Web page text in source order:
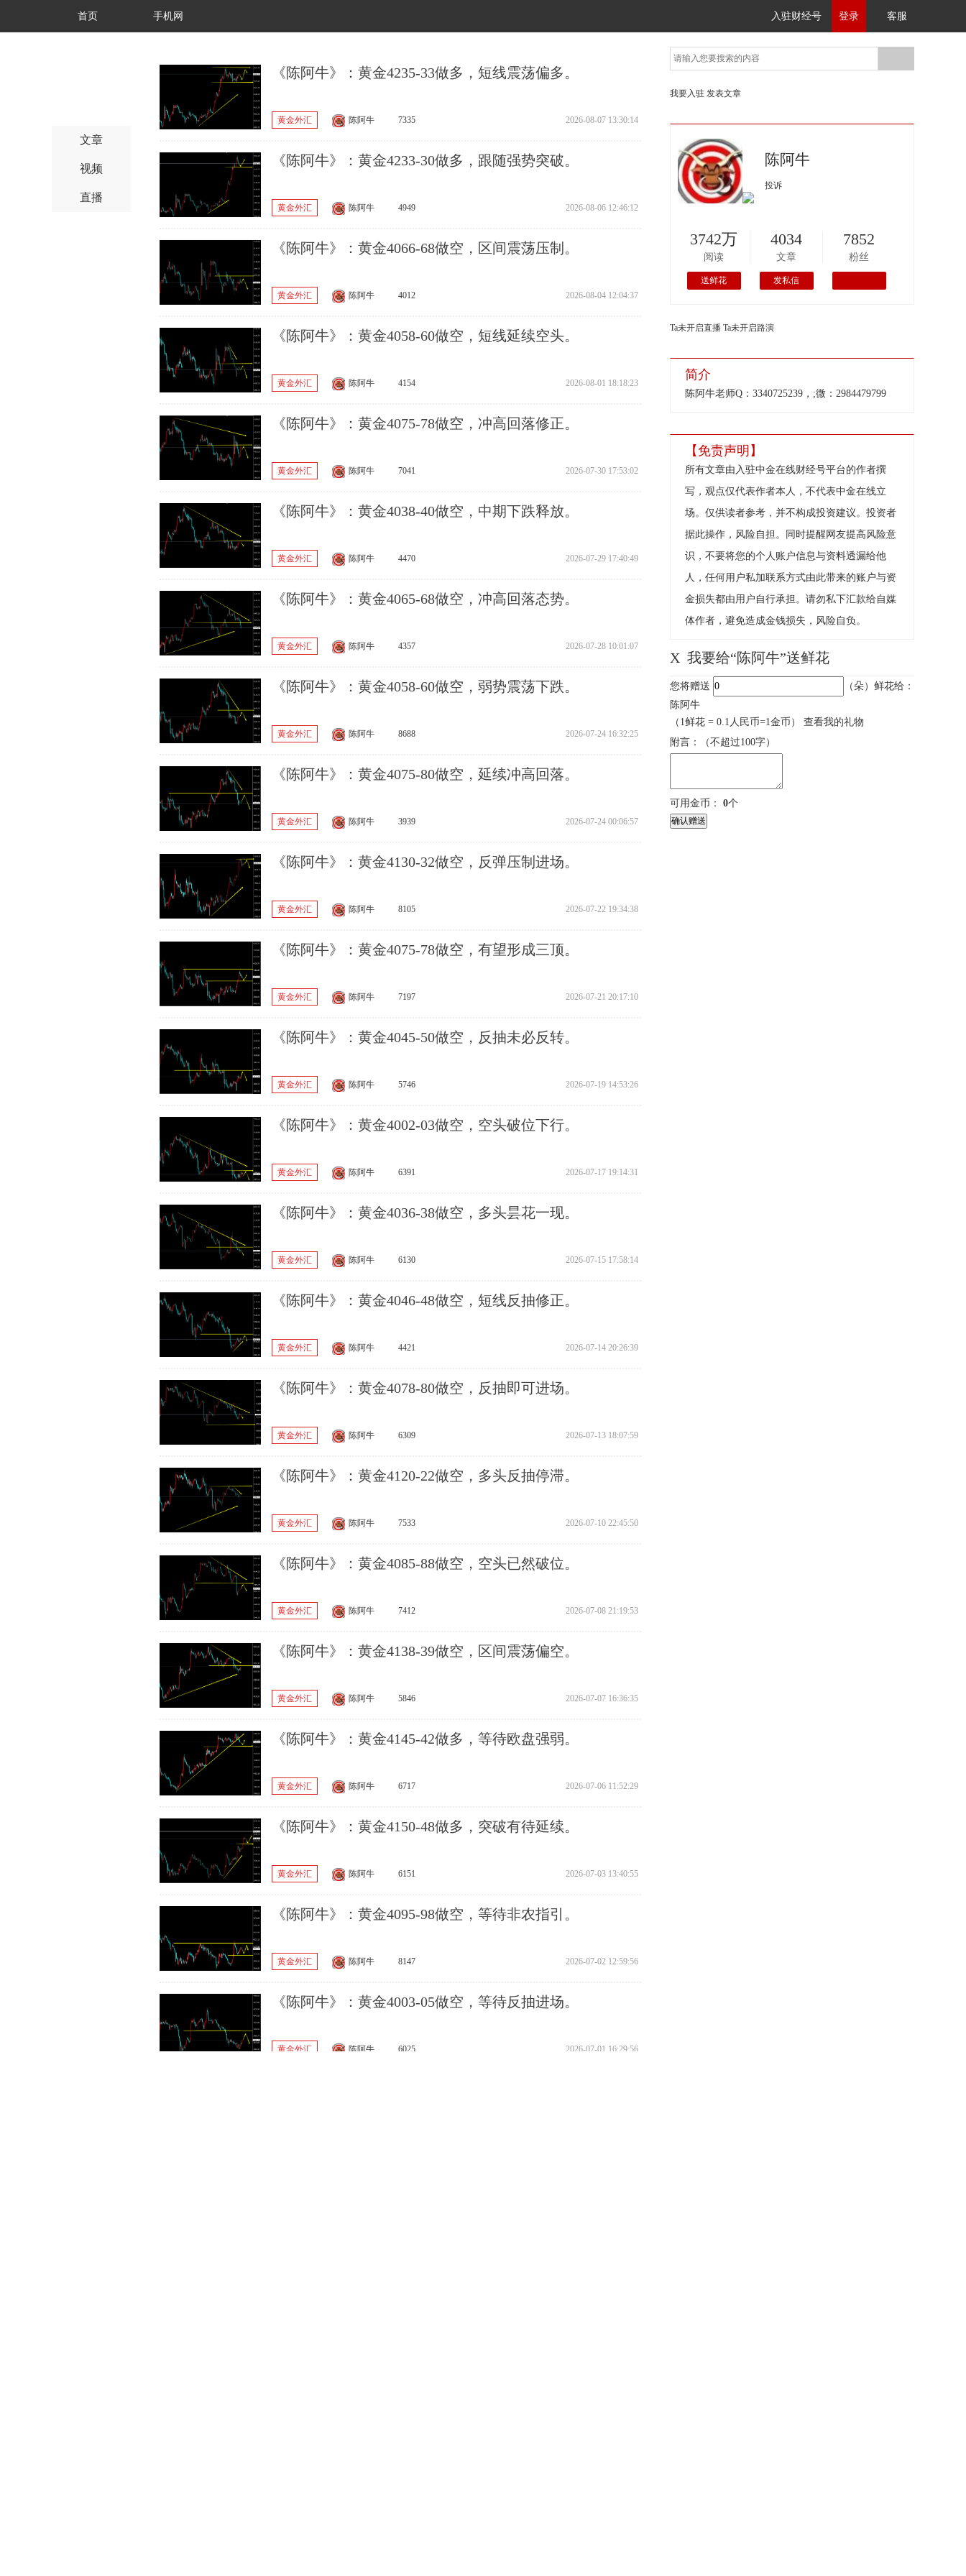
首页 手机网 入驻财经号 登录 客服
文章
视频
直播
我要入驻 发表文章
陈阿牛
投诉
3742万
阅读
送鲜花
4034
文章
发私信
7852
粉丝
Ta未开启直播 Ta未开启路演
简介
陈阿牛老师Q：3340725239，;微：2984479799
【免责声明】
所有文章由入驻中金在线财经号平台的作者撰
写，观点仅代表作者本人，不代表中金在线立
场。仅供读者参考，并不构成投资建议。投资者
据此操作，风险自担。同时提醒网友提高风险意
识，不要将您的个人账户信息与资料透漏给他
人，任何用户私加联系方式由此带来的账户与资
金损失都由用户自行承担。请勿私下汇款给自媒
体作者，避免造成金钱损失，风险自负。
X 我要给“陈阿牛”送鲜花
您将赠送
（朵）鲜花给：
陈阿牛
（1鲜花 = 0.1人民币=1金币） 查看我的礼物
附言：
（不超过100字）
可用金币： 0个
《陈阿牛》：黄金4235-33做多，短线震荡偏多。
黄金外汇 陈阿牛 7335 2026-08-07 13:30:14
《陈阿牛》：黄金4233-30做多，跟随强势突破。
黄金外汇 陈阿牛 4949 2026-08-06 12:46:12
《陈阿牛》：黄金4066-68做空，区间震荡压制。
黄金外汇 陈阿牛 4012 2026-08-04 12:04:37
《陈阿牛》：黄金4058-60做空，短线延续空头。
黄金外汇 陈阿牛 4154 2026-08-01 18:18:23
《陈阿牛》：黄金4075-78做空，冲高回落修正。
黄金外汇 陈阿牛 7041 2026-07-30 17:53:02
《陈阿牛》：黄金4038-40做空，中期下跌释放。
黄金外汇 陈阿牛 4470 2026-07-29 17:40:49
《陈阿牛》：黄金4065-68做空，冲高回落态势。
黄金外汇 陈阿牛 4357 2026-07-28 10:01:07
《陈阿牛》：黄金4058-60做空，弱势震荡下跌。
黄金外汇 陈阿牛 8688 2026-07-24 16:32:25
《陈阿牛》：黄金4075-80做空，延续冲高回落。
黄金外汇 陈阿牛 3939 2026-07-24 00:06:57
《陈阿牛》：黄金4130-32做空，反弹压制进场。
黄金外汇 陈阿牛 8105 2026-07-22 19:34:38
《陈阿牛》：黄金4075-78做空，有望形成三顶。
黄金外汇 陈阿牛 7197 2026-07-21 20:17:10
《陈阿牛》：黄金4045-50做空，反抽未必反转。
黄金外汇 陈阿牛 5746 2026-07-19 14:53:26
《陈阿牛》：黄金4002-03做空，空头破位下行。
黄金外汇 陈阿牛 6391 2026-07-17 19:14:31
《陈阿牛》：黄金4036-38做空，多头昙花一现。
黄金外汇 陈阿牛 6130 2026-07-15 17:58:14
《陈阿牛》：黄金4046-48做空，短线反抽修正。
黄金外汇 陈阿牛 4421 2026-07-14 20:26:39
《陈阿牛》：黄金4078-80做空，反抽即可进场。
黄金外汇 陈阿牛 6309 2026-07-13 18:07:59
《陈阿牛》：黄金4120-22做空，多头反抽停滞。
黄金外汇 陈阿牛 7533 2026-07-10 22:45:50
《陈阿牛》：黄金4085-88做空，空头已然破位。
黄金外汇 陈阿牛 7412 2026-07-08 21:19:53
《陈阿牛》：黄金4138-39做空，区间震荡偏空。
黄金外汇 陈阿牛 5846 2026-07-07 16:36:35
《陈阿牛》：黄金4145-42做多，等待欧盘强弱。
黄金外汇 陈阿牛 6717 2026-07-06 11:52:29
《陈阿牛》：黄金4150-48做多，突破有待延续。
黄金外汇 陈阿牛 6151 2026-07-03 13:40:55
《陈阿牛》：黄金4095-98做空，等待非农指引。
黄金外汇 陈阿牛 8147 2026-07-02 12:59:56
《陈阿牛》：黄金4003-05做空，等待反抽进场。
黄金外汇 陈阿牛 6025 2026-07-01 16:29:56